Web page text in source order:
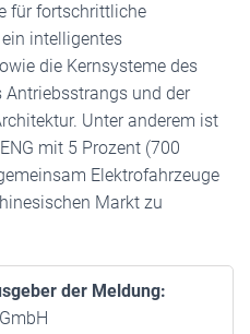
für fortschrittliche
intelligentes
die Kernsysteme des
Antriebsstrangs und der
Unter anderem ist
mit 5 Prozent (700
Elektrofahrzeuge
Markt zu
der Meldung: